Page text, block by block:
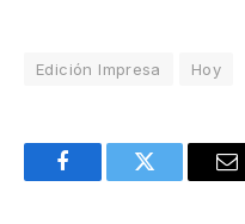
Edición Impresa Hoy
FacebookTwitter